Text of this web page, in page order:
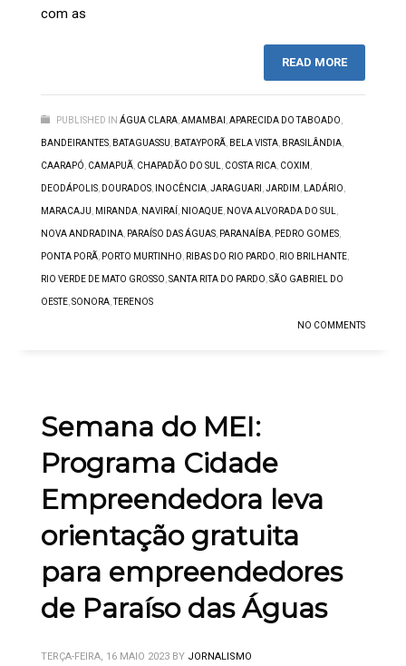
com as
READ MORE
PUBLISHED IN ÁGUA CLARA AMAMBAI APARECIDA DO TABOADO
BANDEIRANTES BATAGUASSU BATAYPORÃ BELA VISTA BRASILÂNDIA
CAARAPÓ CAMAPUÃ CHAPADÃO DO SUL COSTA RICA COXIM
DEODÁPOLIS DOURADOS INOCÊNCIA JARAGUARI JARDIM LADÁRIO
MARACAJU MIRANDA NAVIRAÍ NIOAQUE NOVA ALVORADA DO SUL
NOVA ANDRADINA PARAÍSO DAS ÁGUAS PARANAÍBA PEDRO GOMES
PONTA PORÃ PORTO MURTINHO RIBAS DO RIO PARDO RIO BRILHANTE
RIO VERDE DE MATO GROSSO SANTA RITA DO PARDO SÃO GABRIEL DO
OESTE SONORA ,TERENOS
NO COMMENTS
Semana do MEI:
Programa Cidade
Empreendedora leva
orientação gratuita
para empreendedores
de Paraíso das Águas
TERÇA-FEIRA, 16 MAIO 2023 BY JORNALISMO